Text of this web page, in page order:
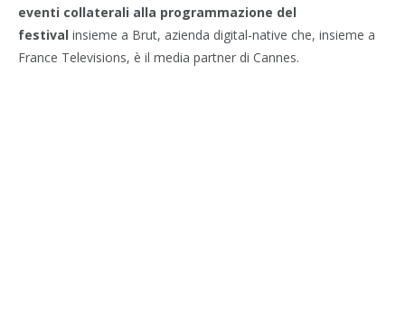
eventi collaterali alla programmazione del
festival insieme a Brut, azienda digital-native che, insieme a
France Televisions, è il media partner di Cannes.